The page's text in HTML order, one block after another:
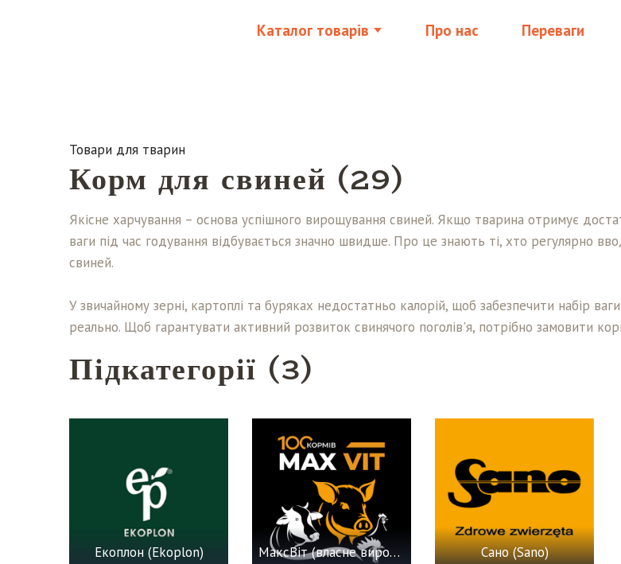
Каталог товарів Про нас Переваги
Товари для тварин
Корм для свиней (29)
Якісне харчування – основа успішного вирощування свиней. Якщо тварина отримує
ваги під час годування відбувається значно швидше. Про це знають ті, хто регулярно
свиней.
У звичайному зерні, картоплі та буряках недостатньо калорій, щоб забезпечити набір
реально. Щоб гарантувати активний розвиток свинячого поголів'я, потрібно замовити
Підкатегорії (3)
Екоплон (Ekoplon) МаксВіт (власне виробництво) Сано (Sano)